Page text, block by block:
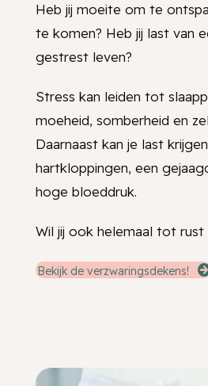
Heb jij moeite om te
te komen? Heb jij last van
gestrest leven?
Stress kan leiden tot
moeheid, somberheid en
Daarnaast kan je last
hartkloppingen, een
hoge bloeddruk.
Wil jij ook helemaal tot rust
Bekijk de verzwaringsdekens!